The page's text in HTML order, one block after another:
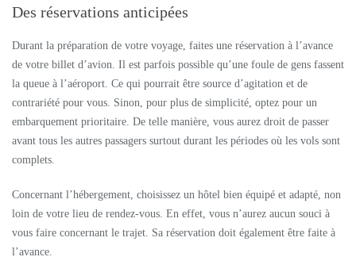
Des réservations anticipées
Durant la préparation de votre voyage, faites une réservation à l’avance
de votre billet d’avion. Il est parfois possible qu’une foule de gens fassent
la queue à l’aéroport. Ce qui pourrait être source d’agitation et de
contrariété pour vous. Sinon, pour plus de simplicité, optez pour un
embarquement prioritaire. De telle manière, vous aurez droit de passer
avant tous les autres passagers surtout durant les périodes où les vols sont
complets.
Concernant l’hébergement, choisissez un hôtel bien équipé et adapté, non
loin de votre lieu de rendez-vous. En effet, vous n’aurez aucun souci à
vous faire concernant le trajet. Sa réservation doit également être faite à
l’avance.